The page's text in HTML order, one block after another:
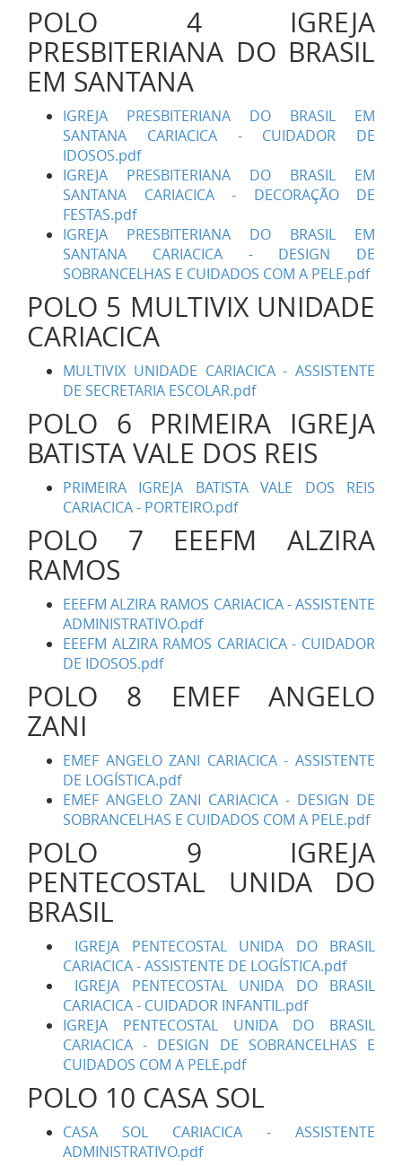
POLO 4 IGREJA
PRESBITERIANA DO BRASIL
EM SANTANA
IGREJA PRESBITERIANA DO BRASIL EM
SANTANA CARIACICA - CUIDADOR DE
IDOSOS.pdf
IGREJA PRESBITERIANA DO BRASIL EM
SANTANA CARIACICA - DECORAÇÃO DE
FESTAS.pdf
IGREJA PRESBITERIANA DO BRASIL EM
SANTANA CARIACICA - DESIGN DE
SOBRANCELHAS E CUIDADOS COM A PELE.pdf
POLO 5 MULTIVIX UNIDADE
CARIACICA
MULTIVIX UNIDADE CARIACICA - ASSISTENTE
DE SECRETARIA ESCOLAR.pdf
POLO 6 PRIMEIRA IGREJA
BATISTA VALE DOS REIS
PRIMEIRA IGREJA BATISTA VALE DOS REIS
CARIACICA - PORTEIRO.pdf
POLO 7 EEEFM ALZIRA
RAMOS
EEEFM ALZIRA RAMOS CARIACICA - ASSISTENTE
ADMINISTRATIVO.pdf
EEEFM ALZIRA RAMOS CARIACICA - CUIDADOR
DE IDOSOS.pdf
POLO 8 EMEF ANGELO
ZANI
EMEF ANGELO ZANI CARIACICA - ASSISTENTE
DE LOGÍSTICA.pdf
EMEF ANGELO ZANI CARIACICA - DESIGN DE
SOBRANCELHAS E CUIDADOS COM A PELE.pdf
POLO 9 IGREJA
PENTECOSTAL UNIDA DO
BRASIL
IGREJA PENTECOSTAL UNIDA DO BRASIL
CARIACICA - ASSISTENTE DE LOGÍSTICA.pdf
IGREJA PENTECOSTAL UNIDA DO BRASIL
CARIACICA - CUIDADOR INFANTIL.pdf
IGREJA PENTECOSTAL UNIDA DO BRASIL
CARIACICA - DESIGN DE SOBRANCELHAS E
CUIDADOS COM A PELE.pdf
POLO 10 CASA SOL
CASA SOL CARIACICA - ASSISTENTE
ADMINISTRATIVO.pdf